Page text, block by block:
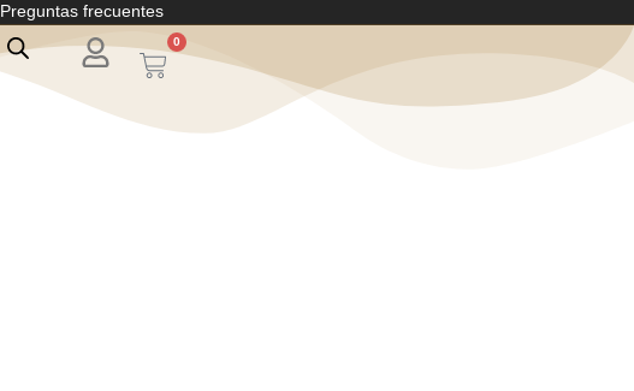
Preguntas frecuentes
0
Carrito